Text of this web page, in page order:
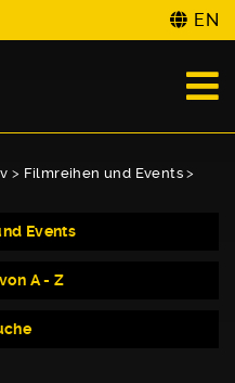
EN
> Filmreihen und Events >
Events
A - Z